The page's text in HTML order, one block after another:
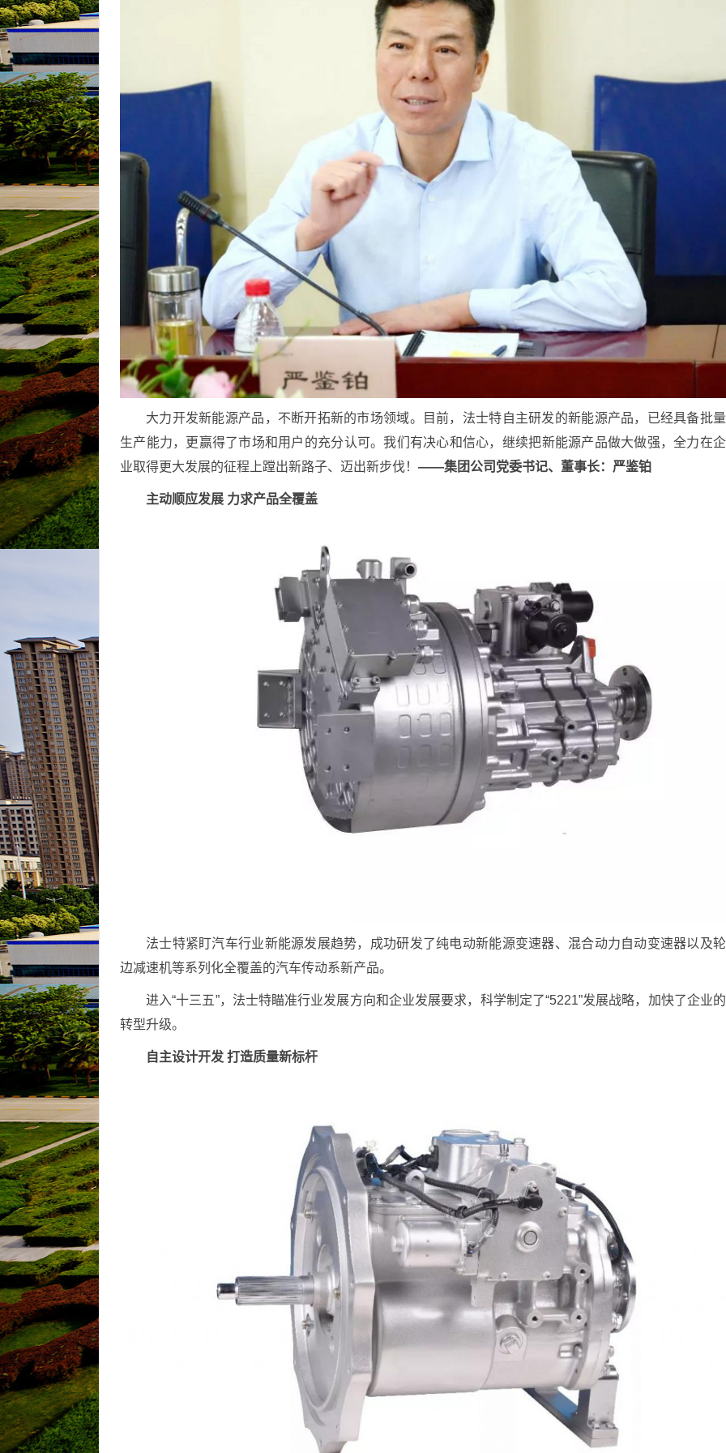
大力开发新能源产品，不断开拓新的市场领域。目前，法士特自主研发的新能源产品，已经具备批量
生产能力，更赢得了市场和用户的充分认可。我们有决心和信心，继续把新能源产品做大做强，全力在企
业取得更大发展的征程上蹚出新路子、迈出新步伐！ ——集团公司党委书记、董事长：严鉴铂
主动顺应发展 力求产品全覆盖
法士特紧盯汽车行业新能源发展趋势，成功研发了纯电动新能源变速器、混合动力自动变速器以及轮
边减速机等系列化全覆盖的汽车传动系新产品。
进入“十三五”，法士特瞄准行业发展方向和企业发展要求，科学制定了“5221”发展战略，加快了企业的
转型升级。
自主设计开发 打造质量新标杆